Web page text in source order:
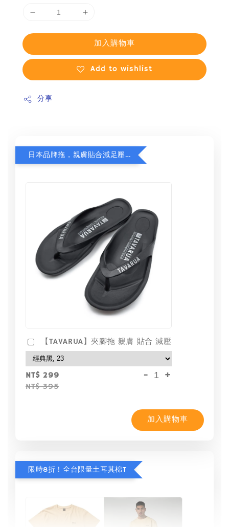
加入購物車
Add to wishlist
分享
日本品牌拖，親膚貼合減足壓，超值加購75折！
【TAVARUA】夾腳拖 親膚 貼合 減壓
NT$ 299
NT$ 395
- +
加入購物車
限時8折！全台限量土耳其棉T